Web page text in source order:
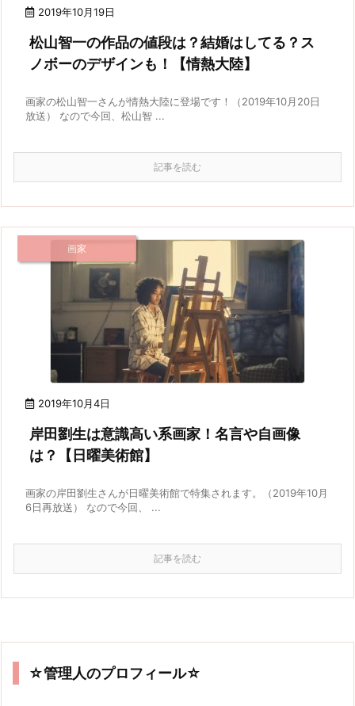
2019年10月19日
松山智一の作品の値段は？結婚はしてる？ス
ノボーのデザインも！【情熱大陸】
画家の松山智一さんが情熱大陸に登場です！（2019年10月20日
放送） なので今回、松山智 ...
記事を読む
2019年10月4日
画家
岸田劉生は意識高い系画家！名言や自画像
は？【日曜美術館】
画家の岸田劉生さんが日曜美術館で特集されます。（2019年10月
6日再放送） なので今回、 ...
記事を読む
☆管理人のプロフィール☆